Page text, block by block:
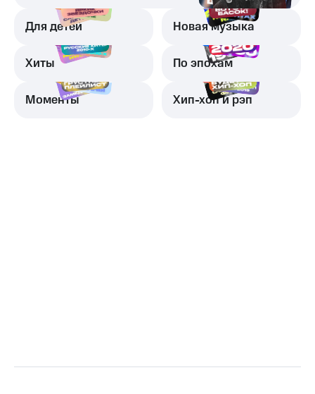
Для детей Новая музыка
Хиты По эпохам
Моменты Хип-хоп и рэп